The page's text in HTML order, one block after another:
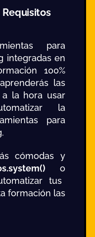
Requisitos
para
integradas en
100%
las
a la hora usar
la
para
cómodas y
o
tus
formación las